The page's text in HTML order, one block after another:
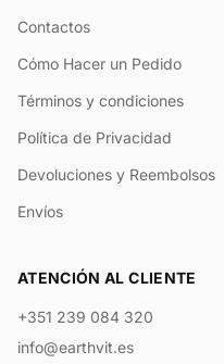
Contactos
Cómo Hacer un Pedido
Términos y condiciones
Política de Privacidad
Devoluciones y Reembolsos
Envíos
ATENCIÓN AL CLIENTE
+351 239 084 320
info@earthvit.es